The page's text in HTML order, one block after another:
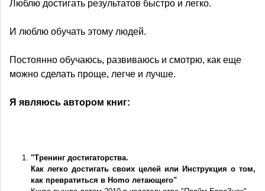
Люблю достигать результатов быстро и легко.
И люблю обучать этому людей.
Постоянно обучаюсь, развиваюсь и смотрю, как еще
можно сделать проще, легче и лучше.
Я являюсь автором книг:
"Тренинг достигаторства.
Как легко достигать своих целей или Инструкция о том,
как превратиться в Homo летающего"